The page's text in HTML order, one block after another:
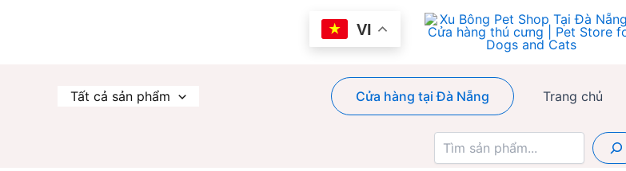
VI
Tất cả sản phẩm Cửa hàng tại Đà Nẵng Trang chủ
Tìm
kiếm